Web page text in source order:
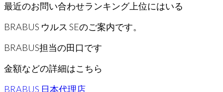
最近のお問い合わせランキング上位にはいる
BRABUS ウルス SEのご案内です。
BRABUS担当の田口です
金額などの詳細はこちら
BRABUS 日本代理店